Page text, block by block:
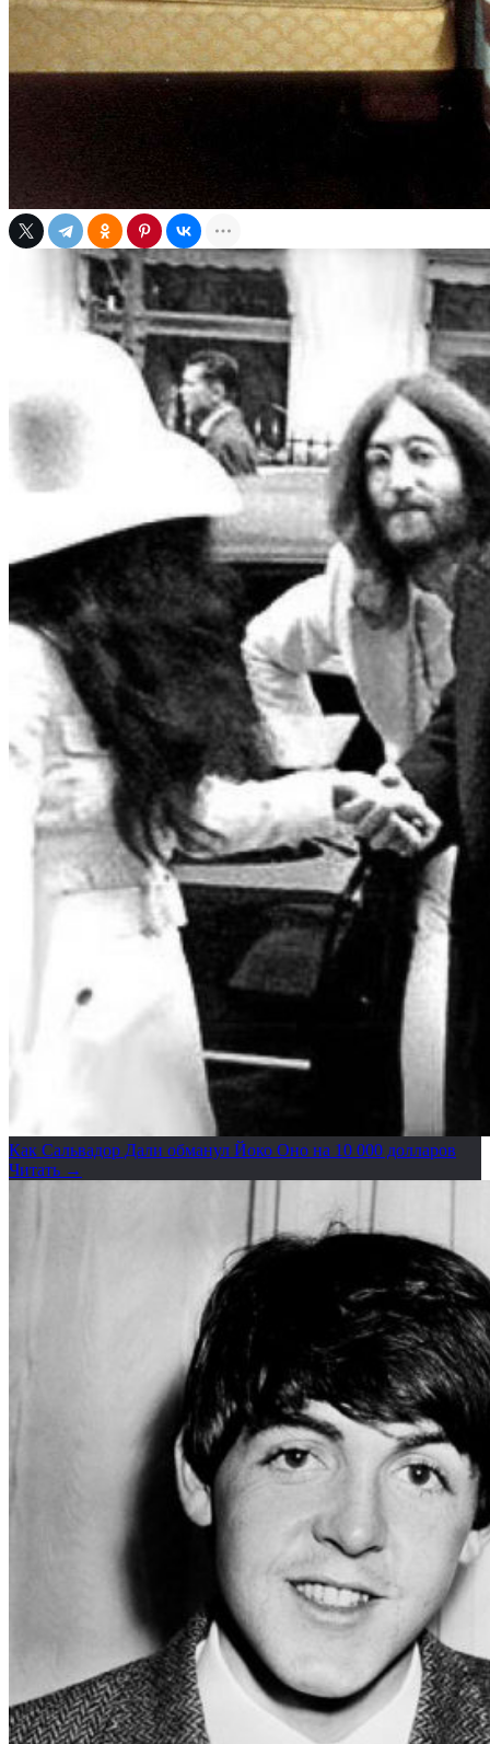
Как Сальвадор Дали обманул Йоко Оно на 10 000 долларов
Читать →